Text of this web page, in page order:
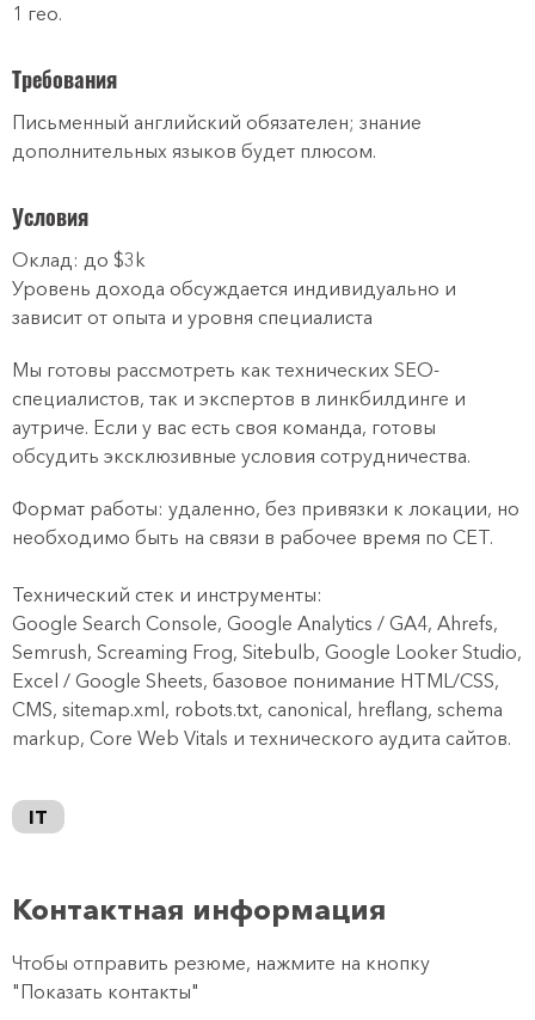
1 гео.
Требования
Письменный английский обязателен; знание
дополнительных языков будет плюсом.
Условия
Оклад: до $3k
Уровень дохода обсуждается индивидуально и
зависит от опыта и уровня специалиста
Мы готовы рассмотреть как технических SEO-
специалистов, так и экспертов в линкбилдинге и
аутриче. Если у вас есть своя команда, готовы
обсудить эксклюзивные условия сотрудничества.
Формат работы: удаленно, без привязки к локации, но
необходимо быть на связи в рабочее время по CET.
Технический стек и инструменты:
Google Search Console, Google Analytics / GA4, Ahrefs,
Semrush, Screaming Frog, Sitebulb, Google Looker Studio,
Excel / Google Sheets, базовое понимание HTML/CSS,
CMS, sitemap.xml, robots.txt, canonical, hreflang, schema
markup, Core Web Vitals и технического аудита сайтов.
IT
Контактная информация
Чтобы отправить резюме, нажмите на кнопку
"Показать контакты"